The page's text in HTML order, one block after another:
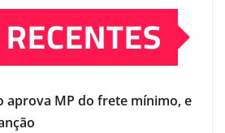
aprova MP do frete mínimo, e